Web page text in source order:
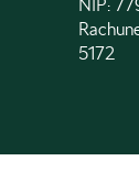
NIP:
5172